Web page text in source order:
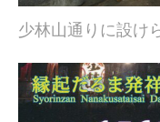
少林山通りに設け